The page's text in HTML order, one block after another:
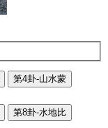
第4卦-山水蒙
第8卦-水地比